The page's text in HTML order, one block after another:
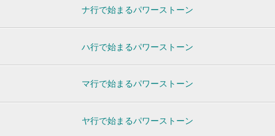
ナ行で始まるパワーストーン
ハ行で始まるパワーストーン
マ行で始まるパワーストーン
ヤ行で始まるパワーストーン